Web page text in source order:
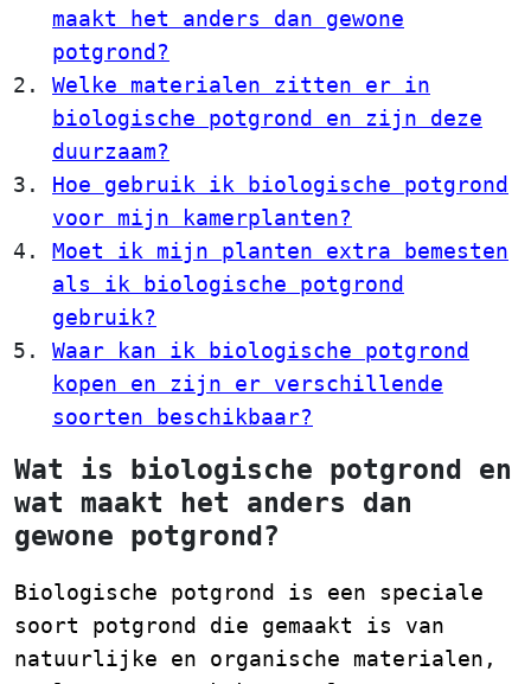
maakt het anders dan gewone
potgrond?
Welke materialen zitten er in
biologische potgrond en zijn deze
duurzaam?
Hoe gebruik ik biologische potgrond
voor mijn kamerplanten?
Moet ik mijn planten extra bemesten
als ik biologische potgrond
gebruik?
Waar kan ik biologische potgrond
kopen en zijn er verschillende
soorten beschikbaar?
Wat is biologische potgrond en
wat maakt het anders dan
gewone potgrond?
Biologische potgrond is een speciale
soort potgrond die gemaakt is van
natuurlijke en organische materialen,